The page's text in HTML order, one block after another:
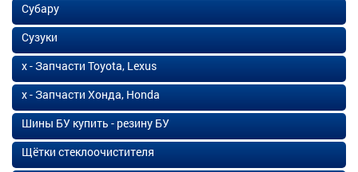
Субару
Сузуки
х - Запчасти Toyota, Lexus
х - Запчасти Хонда, Honda
Шины БУ купить - резину БУ
Щётки стеклоочистителя